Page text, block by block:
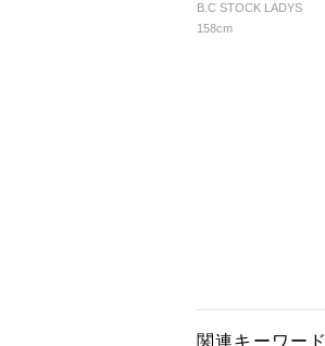
B.C STOCK LADYS
158cm
関連キーワード